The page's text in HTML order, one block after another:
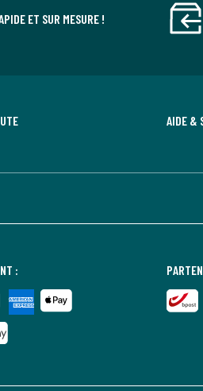
ET SUR MESURE !
AIDE &
: